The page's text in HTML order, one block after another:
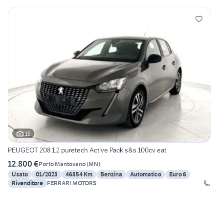
16
PEUGEOT 208 1.2 puretech Active Pack s&s 100cv eat
12.800 €Porto Mantovano(MN)
Usato
01/2023 46854 Km Benzina Automatico
Euro 6
Rivenditore FERRARI MOTORS